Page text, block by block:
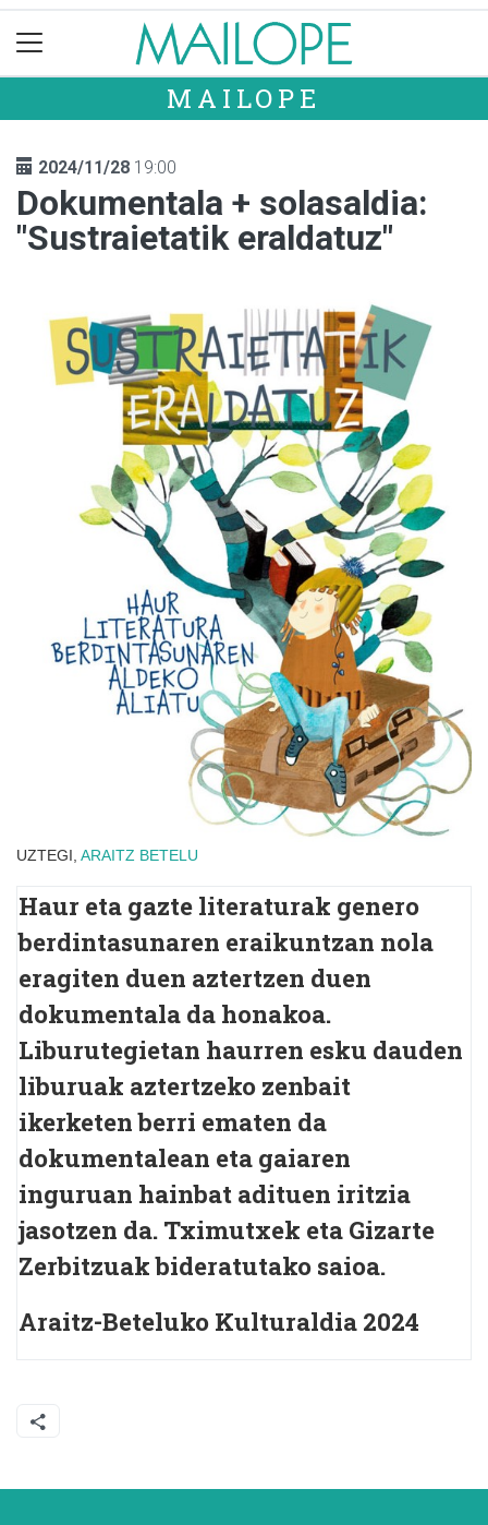
MAILOPE
2024/11/28 19:00
Dokumentala + solasaldia:
"Sustraietatik eraldatuz"
UZTEGI, ARAITZ BETELU
Haur eta gazte literaturak genero
berdintasunaren eraikuntzan nola
eragiten duen aztertzen duen
dokumentala da honakoa.
Liburutegietan haurren esku dauden
liburuak aztertzeko zenbait
ikerketen berri ematen da
dokumentalean eta gaiaren
inguruan hainbat adituen iritzia
jasotzen da. Tximutxek eta Gizarte
Zerbitzuak bideratutako saioa.
Araitz-Beteluko Kulturaldia 2024